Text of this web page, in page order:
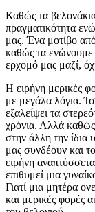
Καθώς τα
πραγματικότητα
μας. Ένα μοτίβο
καθώς τα ενώνουμε
ερχομό μας μαζί,
Η ειρήνη μερικές
με μεγάλα λόγια.
εξαλείψει τα
χρόνια. Αλλά
στην άλλη την ίδια
μας συνδέουν και
ειρήνη
επιθυμεί μια
Γιατί μια μητέρα
και μερικές φορές